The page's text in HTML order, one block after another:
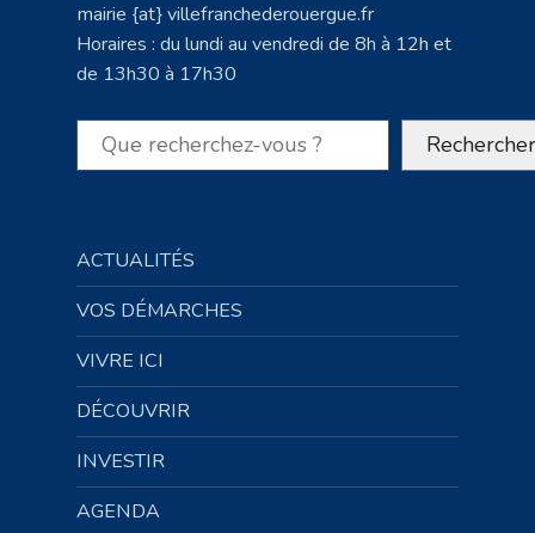
mairie {at} villefranchederouergue.fr
Horaires : du lundi au vendredi de 8h à 12h et
de 13h30 à 17h30
Rechercher Rechercher
ACTUALITÉS
VOS DÉMARCHES
VIVRE ICI
DÉCOUVRIR
INVESTIR
AGENDA